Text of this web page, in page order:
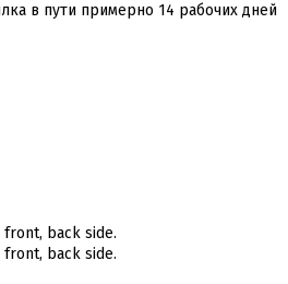
в пути примерно 14 рабочих дней